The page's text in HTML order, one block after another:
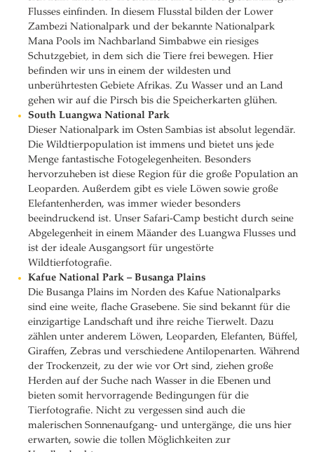
Flusses einfinden. In diesem Flusstal bilden der Lower
Zambezi Nationalpark und der bekannte Nationalpark
Mana Pools im Nachbarland Simbabwe ein riesiges
Schutzgebiet, in dem sich die Tiere frei bewegen. Hier
befinden wir uns in einem der wildesten und
unberührtesten Gebiete Afrikas. Zu Wasser und an Land
gehen wir auf die Pirsch bis die Speicherkarten glühen.
South Luangwa National Park
Dieser Nationalpark im Osten Sambias ist absolut legendär.
Die Wildtierpopulation ist immens und bietet uns jede
Menge fantastische Fotogelegenheiten. Besonders
hervorzuheben ist diese Region für die große Population an
Leoparden. Außerdem gibt es viele Löwen sowie große
Elefantenherden, was immer wieder besonders
beeindruckend ist. Unser Safari-Camp besticht durch seine
Abgelegenheit in einem Mäander des Luangwa Flusses und
ist der ideale Ausgangsort für ungestörte
Wildtierfotografie.
Kafue National Park – Busanga Plains
Die Busanga Plains im Norden des Kafue Nationalparks
sind eine weite, flache Grasebene. Sie sind bekannt für die
einzigartige Landschaft und ihre reiche Tierwelt. Dazu
zählen unter anderem Löwen, Leoparden, Elefanten, Büffel,
Giraffen, Zebras und verschiedene Antilopenarten. Während
der Trockenzeit, zu der wie vor Ort sind, ziehen große
Herden auf der Suche nach Wasser in die Ebenen und
bieten somit hervorragende Bedingungen für die
Tierfotografie. Nicht zu vergessen sind auch die
malerischen Sonnenaufgang- und untergänge, die uns hier
erwarten, sowie die tollen Möglichkeiten zur